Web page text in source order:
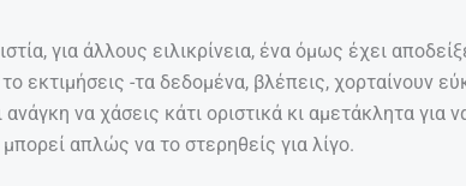
για άλλους ειλικρίνεια, ένα όμως έχει
το εκτιμήσεις -τα δεδομένα, βλέπεις, χορταίνουν
να χάσεις κάτι οριστικά κι αμετάκλητα για
απλώς να το στερηθείς για λίγο.